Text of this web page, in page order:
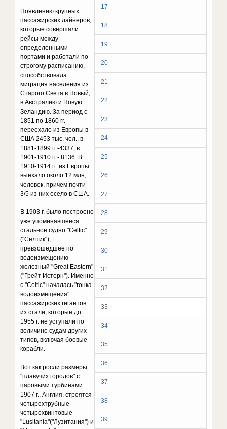
17
18
19
20
21
22
23
24
25
26
27
28
29
30
31
32
33
34
35
36
37
38
39
Появлению крупных
пассажирских лайнеров,
которые совершали
рейсы между
определенными
портами и работали по
строгому расписанию,
способствовала
миграция населения из
Старого Света в Новый,
в Австралию и Новую
Зеландию. 3а период с
1851 по 1860 гг.
переехало из Европы в
США 2453 тыс. чел., в
1881-1899 гг.-4337, в
1901-1910 гг.- 8136. В
1910-1914 гг. из Европы
выехало около 12 млн,
человек, причем почти
3/5 из них осело в США.
В 1903 г. было построено
уже упоминавшееся
стальное судно "Celtic"
("Селтик"),
превзошедшее по
водоизмещению
железный "Great Eastern"
("Грейт Истерн"). Именно
с "Celtic" началась "гонка
водоизмещения"
пассажирских гигантов
из стали, которые до
1955 г. не уступали по
величине судам других
типов, включая боевые
корабли.
Вот как росли размеры
"плавучих городов" с
паровыми турбинами.
1907 г., Англия, строятся
четырехтрубные
четырехвинтовые
"Lusitania"("Лузитания") и